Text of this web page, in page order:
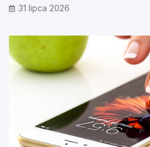
31 lipca 2026